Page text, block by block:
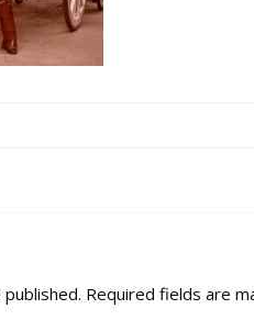
Required fields are